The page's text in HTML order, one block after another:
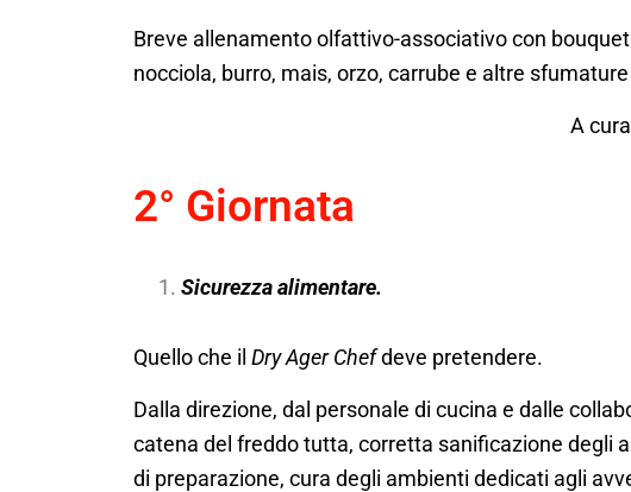
Breve allenamento olfattivo-associativo con
nocciola, burro, mais, orzo, carrube e altre
A
2° Giornata
Sicurezza alimentare.
Quello che il Dry Ager Chefdeve pretendere.
Dalla direzione, dal personale di cucina e dalle
catena del freddo tutta, corretta sanificazione degli
di preparazione, cura degli ambienti dedicati agli